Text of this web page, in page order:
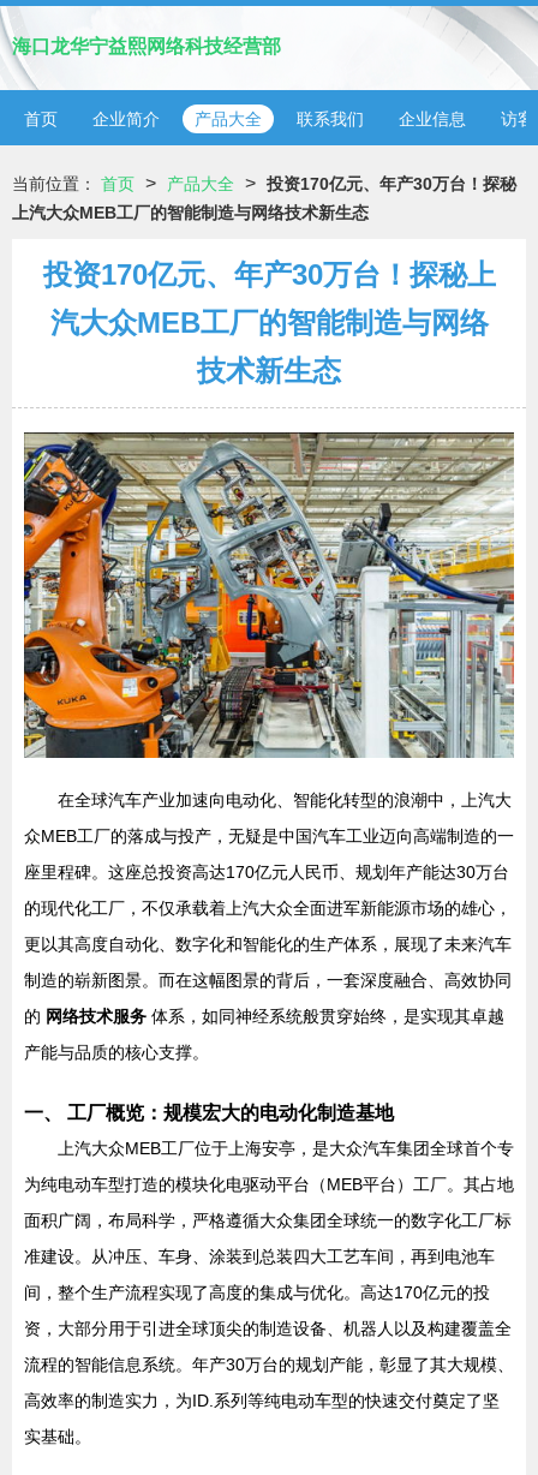
海口龙华宁益熙网络科技经营部
首页 企业简介 产品大全 联系我们 企业信息 访客
当前位置： 首页 > 产品大全 > 投资170亿元、年产30万台！探秘
上汽大众MEB工厂的智能制造与网络技术新生态
投资170亿元、年产30万台！探秘上
汽大众MEB工厂的智能制造与网络
技术新生态
在全球汽车产业加速向电动化、智能化转型的浪潮中，上汽大
众MEB工厂的落成与投产，无疑是中国汽车工业迈向高端制造的一
座里程碑。这座总投资高达170亿元人民币、规划年产能达30万台
的现代化工厂，不仅承载着上汽大众全面进军新能源市场的雄心，
更以其高度自动化、数字化和智能化的生产体系，展现了未来汽车
制造的崭新图景。而在这幅图景的背后，一套深度融合、高效协同
的 网络技术服务 体系，如同神经系统般贯穿始终，是实现其卓越
产能与品质的核心支撑。
一、 工厂概览：规模宏大的电动化制造基地
上汽大众MEB工厂位于上海安亭，是大众汽车集团全球首个专
为纯电动车型打造的模块化电驱动平台（MEB平台）工厂。其占地
面积广阔，布局科学，严格遵循大众集团全球统一的数字化工厂标
准建设。从冲压、车身、涂装到总装四大工艺车间，再到电池车
间，整个生产流程实现了高度的集成与优化。高达170亿元的投
资，大部分用于引进全球顶尖的制造设备、机器人以及构建覆盖全
流程的智能信息系统。年产30万台的规划产能，彰显了其大规模、
高效率的制造实力，为ID.系列等纯电动车型的快速交付奠定了坚
实基础。